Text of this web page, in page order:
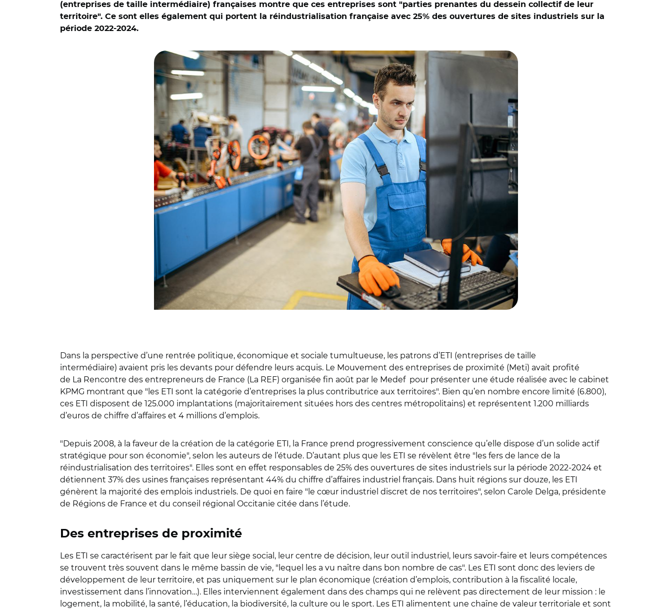
(entreprises de taille intermédiaire) françaises montre que ces entreprises sont "parties prenantes du dessein collectif de leur
territoire". Ce sont elles également qui portent la réindustrialisation française avec 25% des ouvertures de sites industriels sur la
période 2022-2024.
Dans la perspective d’une rentrée politique, économique et sociale tumultueuse, les patrons d’ETI (entreprises de taille
intermédiaire) avaient pris les devants pour défendre leurs acquis. Le Mouvement des entreprises de proximité (Meti) avait profité
de La Rencontre des entrepreneurs de France (La REF) organisée fin août par le Medef pour présenter une étude réalisée avec le cabinet
KPMG montrant que "les ETI sont la catégorie d’entreprises la plus contributrice aux territoires". Bien qu’en nombre encore limité (6.800),
ces ETI disposent de 125.000 implantations (majoritairement situées hors des centres métropolitains) et représentent 1.200 milliards
d’euros de chiffre d’affaires et 4 millions d’emplois.
"Depuis 2008, à la faveur de la création de la catégorie ETI, la France prend progressivement conscience qu’elle dispose d’un solide actif
stratégique pour son économie", selon les auteurs de l’étude. D’autant plus que les ETI se révèlent être "les fers de lance de la
réindustrialisation des territoires". Elles sont en effet responsables de 25% des ouvertures de sites industriels sur la période 2022-2024 et
détiennent 37% des usines françaises représentant 44% du chiffre d’affaires industriel français. Dans huit régions sur douze, les ETI
génèrent la majorité des emplois industriels. De quoi en faire "le cœur industriel discret de nos territoires", selon Carole Delga, présidente
de Régions de France et du conseil régional Occitanie citée dans l’étude.
Des entreprises de proximité
Les ETI se caractérisent par le fait que leur siège social, leur centre de décision, leur outil industriel, leurs savoir-faire et leurs compétences
se trouvent très souvent dans le même bassin de vie, "lequel les a vu naître dans bon nombre de cas". Les ETI sont donc des leviers de
développement de leur territoire, et pas uniquement sur le plan économique (création d’emplois, contribution à la fiscalité locale,
investissement dans l’innovation…). Elles interviennent également dans des champs qui ne relèvent pas directement de leur mission : le
logement, la mobilité, la santé, l’éducation, la biodiversité, la culture ou le sport. Les ETI alimentent une chaîne de valeur territoriale et sont